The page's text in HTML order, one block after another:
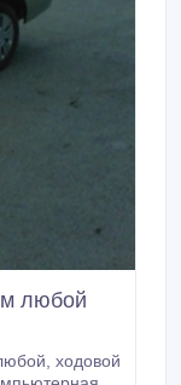
любой